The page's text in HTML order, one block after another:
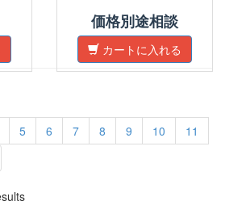
価格別途相談
カートに入れる
5 6 7 8 9 10
11